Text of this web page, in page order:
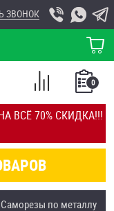
ВСЁ 70% СКИДКА!!!
ЗВОНОК
КОРЗИНА
0
СПИСОК
СРАВНЕНИЕ
Саморезы по металлу